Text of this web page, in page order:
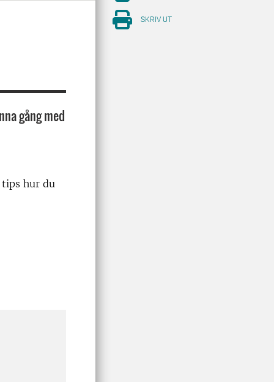
gång med
tips hur du
SKRIV UT